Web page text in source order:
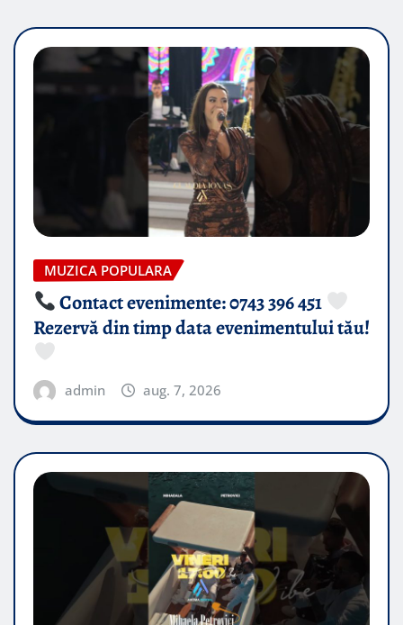
MUZICA POPULARA
Contact evenimente: 0743 396 451
Rezervă din timp data evenimentului tău!
admin aug. 7, 2026